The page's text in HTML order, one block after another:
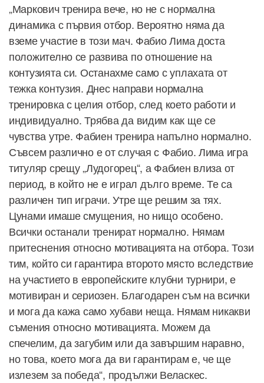
„Маркович тренира вече, но не с нормална
динамика с първия отбор. Вероятно няма да
вземе участие в този мач. Фабио Лима доста
положително се развива по отношение на
контузията си. Останахме само с уплахата от
тежка контузия. Днес направи нормална
тренировка с целия отбор, след което работи и
индивидуално. Трябва да видим как ще се
чувства утре. Фабиен тренира напълно нормално.
Съвсем различно е от случая с Фабио. Лима игра
титуляр срещу „Лудогорец“, а Фабиен влиза от
период, в който не е играл дълго време. Те са
различен тип играчи. Утре ще решим за тях.
Цунами имаше смущения, но нищо особено.
Всички останали тренират нормално. Нямам
притеснения относно мотивацията на отбора. Този
тим, който си гарантира второто място вследствие
на участието в европейските клубни турнири, е
мотивиран и сериозен. Благодарен съм на всички
и мога да кажа само хубави неща. Нямам никакви
съмения относно мотивацията. Можем да
спечелим, да загубим или да завършим наравно,
но това, което мога да ви гарантирам е, че ще
излезем за победа“, продължи Веласкес.